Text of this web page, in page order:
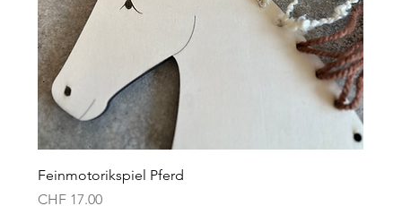
Feinmotorikspiel Pferd
Preis
CHF 17.00